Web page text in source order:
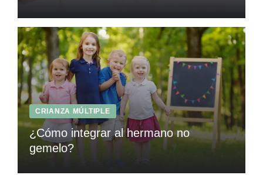
CRIANZA MÚLTIPLE
¿Cómo integrar al hermano no
gemelo?